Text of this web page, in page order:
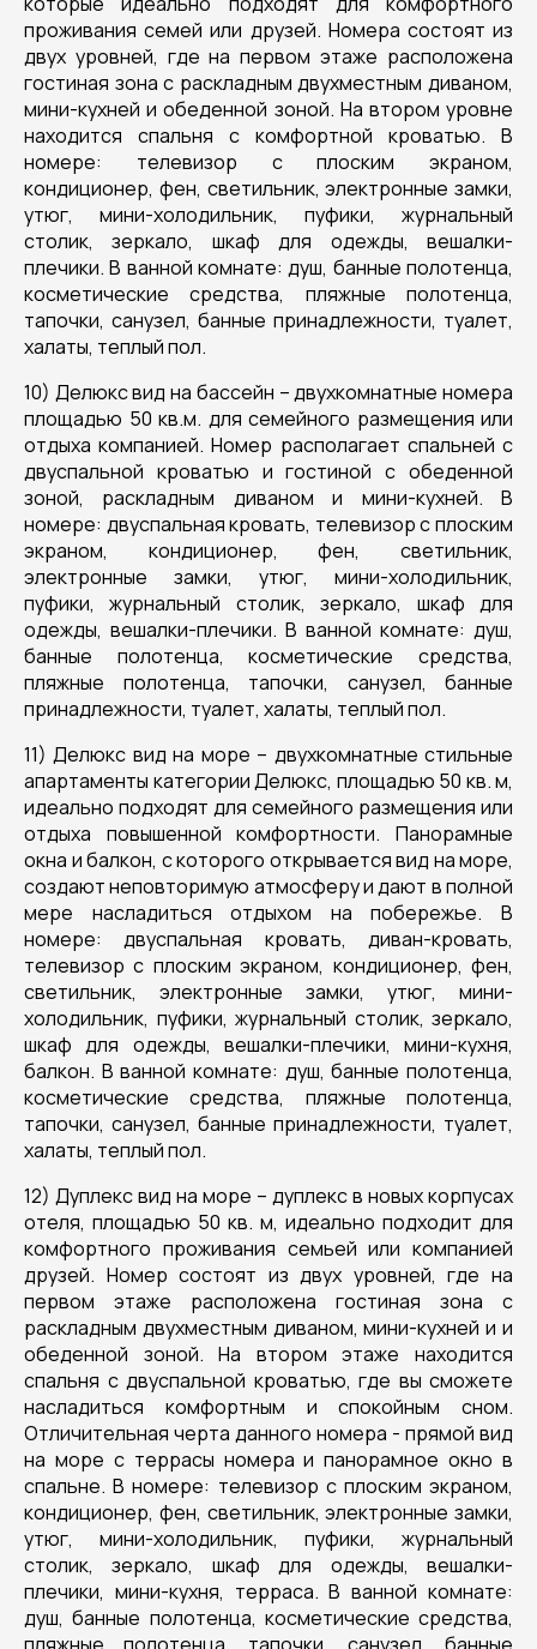
проживания семей или друзей. Номера состоят из
двух уровней, где на первом этаже расположена
гостиная зона с раскладным двухместным диваном,
мини-кухней и обеденной зоной. На втором уровне
находится спальня с комфортной кроватью. В
номере: телевизор с плоским экраном,
кондиционер, фен, светильник, электронные замки,
утюг, мини-холодильник, пуфики, журнальный
столик, зеркало, шкаф для одежды, вешалки-
плечики. В ванной комнате: душ, банные полотенца,
косметические средства, пляжные полотенца,
тапочки, санузел, банные принадлежности, туалет,
халаты, теплый пол.
10) Делюкс вид на бассейн – двухкомнатные номера
площадью 50 кв.м. для семейного размещения или
отдыха компанией. Номер располагает спальней с
двуспальной кроватью и гостиной с обеденной
зоной, раскладным диваном и мини-кухней. В
номере: двуспальная кровать, телевизор с плоским
экраном, кондиционер, фен, светильник,
электронные замки, утюг, мини-холодильник,
пуфики, журнальный столик, зеркало, шкаф для
одежды, вешалки-плечики. В ванной комнате: душ,
банные полотенца, косметические средства,
пляжные полотенца, тапочки, санузел, банные
принадлежности, туалет, халаты, теплый пол.
11) Делюкс вид на море – двухкомнатные стильные
апартаменты категории Делюкс, площадью 50 кв. м,
идеально подходят для семейного размещения или
отдыха повышенной комфортности. Панорамные
окна и балкон, с которого открывается вид на море,
создают неповторимую атмосферу и дают в полной
мере насладиться отдыхом на побережье. В
номере: двуспальная кровать, диван-кровать,
телевизор с плоским экраном, кондиционер, фен,
светильник, электронные замки, утюг, мини-
холодильник, пуфики, журнальный столик, зеркало,
шкаф для одежды, вешалки-плечики, мини-кухня,
балкон. В ванной комнате: душ, банные полотенца,
косметические средства, пляжные полотенца,
тапочки, санузел, банные принадлежности, туалет,
халаты, теплый пол.
12) Дуплекс вид на море – дуплекс в новых корпусах
отеля, площадью 50 кв. м, идеально подходит для
комфортного проживания семьей или компанией
друзей. Номер состоят из двух уровней, где на
первом этаже расположена гостиная зона с
раскладным двухместным диваном, мини-кухней и и
обеденной зоной. На втором этаже находится
спальня с двуспальной кроватью, где вы сможете
насладиться комфортным и спокойным сном.
Отличительная черта данного номера - прямой вид
на море с террасы номера и панорамное окно в
спальне. В номере: телевизор с плоским экраном,
кондиционер, фен, светильник, электронные замки,
утюг, мини-холодильник, пуфики, журнальный
столик, зеркало, шкаф для одежды, вешалки-
плечики, мини-кухня, терраса. В ванной комнате:
душ, банные полотенца, косметические средства,